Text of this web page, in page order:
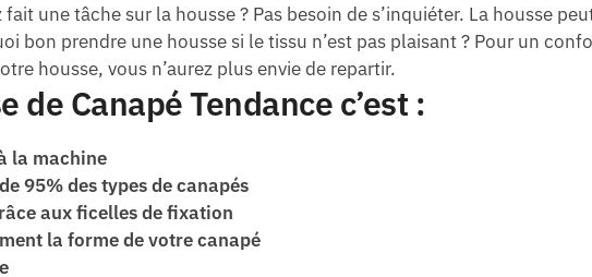
fait une tâche sur la housse ? Pas besoin de s’inquiéter. La housse
bon prendre une housse si le tissu n’est pas plaisant ? Pour un
housse, vous n’aurez plus envie de repartir.
de Canapé Tendance c’est :
la machine
95% des types de canapés
aux ficelles de fixation
la forme de votre canapé